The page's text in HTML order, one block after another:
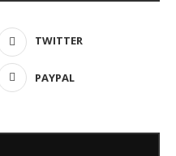
TWITTER
PAYPAL